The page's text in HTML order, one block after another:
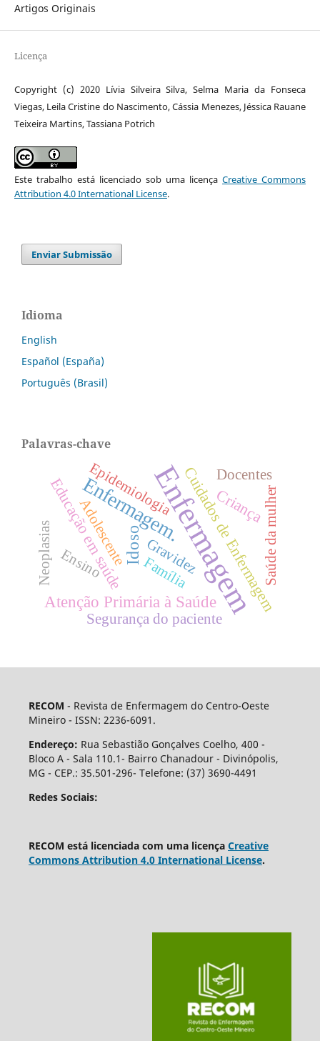
Artigos Originais
Licença
Copyright (c) 2020 Lívia Silveira Silva, Selma Maria da Fonseca
Viegas, Leila Cristine do Nascimento, Cássia Menezes, Jéssica Rauane
Teixeira Martins, Tassiana Potrich
Este trabalho está licenciado sob uma licençaCreative Commons
Attribution 4.0 International License.
Enviar Submissão
Idioma
English
Español (España)
Português (Brasil)
Palavras-chave
Enfermagem
Enfermagem.
Idoso
Atenção Primária à SaúdeCuidados de Enfermagem
Criança
Educação em saúde Saúde da mulher
Adolescente
Família
Ensino
Epidemiologia
Segurança do paciente
Neoplasias
Docentes
Gravidez
RECOM - Revista de Enfermagem do Centro-Oeste
Mineiro - ISSN: 2236-6091.
Endereço: Rua Sebastião Gonçalves Coelho, 400 -
Bloco A - Sala 110.1- Bairro Chanadour - Divinópolis,
MG - CEP.: 35.501-296- Telefone: (37) 3690-4491
Redes Sociais:
RECOM está licenciada com uma licença Creative
Commons Attribution 4.0 International License.